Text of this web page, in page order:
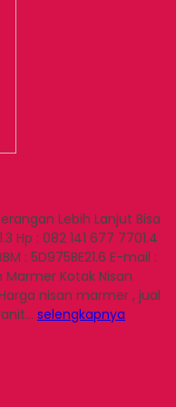
Lebih Lanjut Bisa
Hp : 082 141 677 7701.4
: 5D975BE21.6 E-mail :
Kotak Nisan
nisan marmer , jual
selengkapnya